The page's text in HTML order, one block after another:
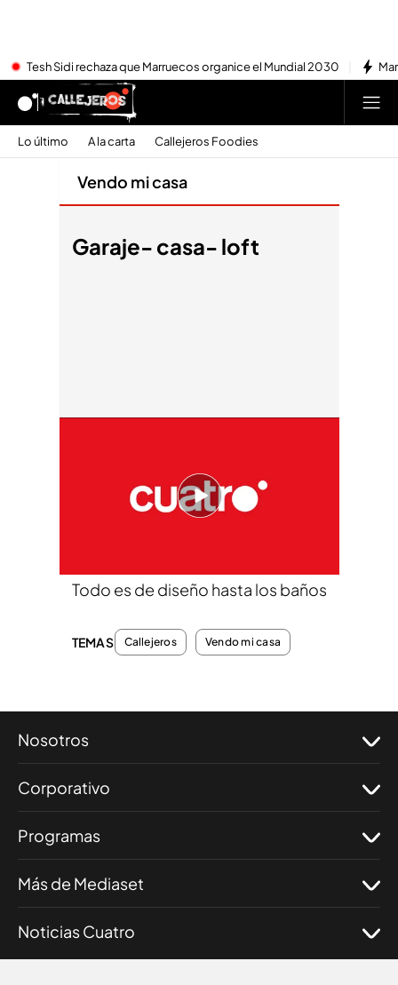
Tesh Sidi rechaza que Marruecos organice el Mundial 2030
Lo último A la carta Callejeros Foodies
Vendo mi casa
Garaje- casa- loft
Todo es de diseño hasta los baños
TEMAS Callejeros Vendo mi casa
Nosotros
Corporativo
Programas
Más de Mediaset
Noticias Cuatro